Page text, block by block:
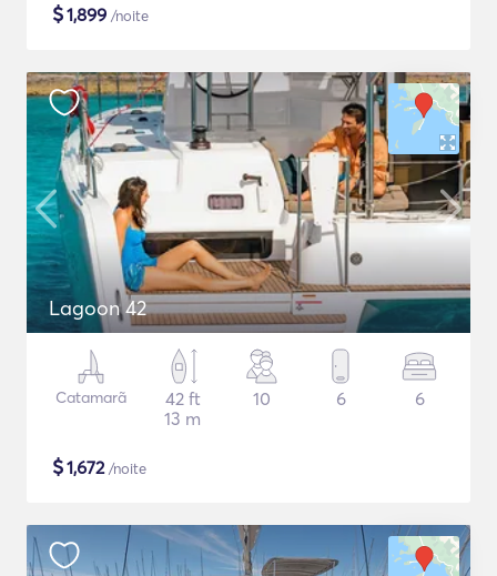
$1,899 /noite
Lagoon 42
Catamarã
42 ft
13 m
10 6 6
$1,672/noite